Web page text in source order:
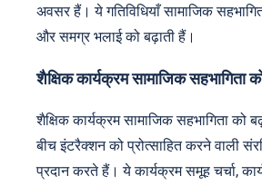
अवसर हैं। ये गतिविधियाँ सामाजिक
और समग्र भलाई को बढ़ाती हैं।
शैक्षिक कार्यक्रम सामाजिक सहभागिता
शैक्षिक कार्यक्रम सामाजिक सहभागिता को
बीच इंटरैक्शन को प्रोत्साहित करने वाली
प्रदान करते हैं। ये कार्यक्रम समूह चर्चा,